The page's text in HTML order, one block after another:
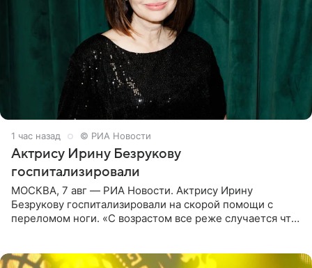
1 час назад © РИА Новости
Актрису Ирину Безрукову
госпитализировали
МОСКВА, 7 авг — РИА Новости. Актрису Ирину
Безрукову госпитализировали на скорой помощи с
переломом ноги. «С возрастом все реже случается что-